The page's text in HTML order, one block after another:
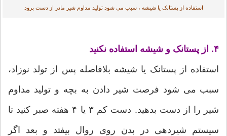
استفاده از پستانک یا شیشه ، سبب می شود تولید مداوم شیر مادر از دست برود
۴. از پستانک و شیشه استفاده نکنید
استفاده از پستانک یا شیشه بلافاصله پس از تولد نوزاد،
سبب می شود فرصت شیر دادن به بچه و تولید مداوم
شیر را از دست بدهید. دست کم ۳ یا ۴ هفته صبر کنید تا
سیستم شیردهی در بدن روی روال بیفتد و بعد اگر